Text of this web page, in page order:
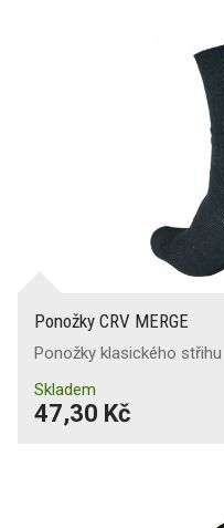
Ponožky CRV MERGE
Ponožky klasického střihu
Skladem
47,30 Kč